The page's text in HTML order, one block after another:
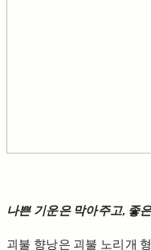
나쁜 기운은 막아주고, 좋
괴불 향낭은 괴불 노리개